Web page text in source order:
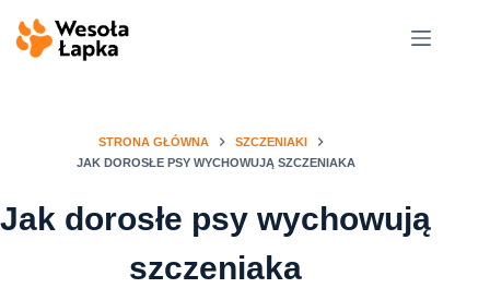
do
STRONA GŁÓWNA
SZCZENIAKI
JAK DOROSŁE PSY WYCHOWUJĄ SZCZENIAKA
Jak dorosłe psy wychowują
szczeniaka